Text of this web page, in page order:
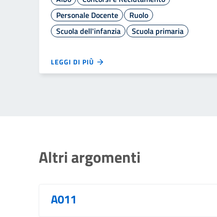
Personale Docente
Ruolo
Scuola dell'infanzia
Scuola primaria
LEGGI DI PIÙ
Altri argomenti
A011